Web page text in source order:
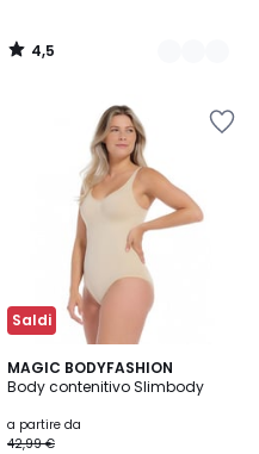
4,5
/
Saldi
MAGIC BODYFASHION
Body contenitivo Slimbody
a partire da
42,99 €
3,5
/ 5
2
Colori